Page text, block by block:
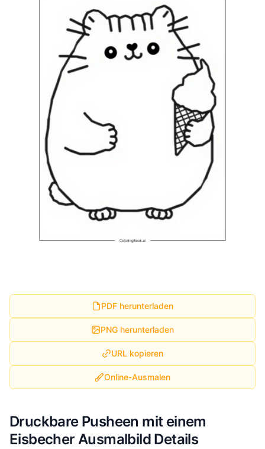
PDF herunterladen
PNG herunterladen
URL kopieren
Online-Ausmalen
Druckbare Pusheen mit einem
Eisbecher Ausmalbild Details